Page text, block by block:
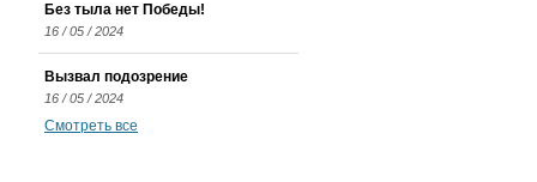
Без тыла нет Победы!
16 / 05 / 2024
Вызвал подозрение
16 / 05 / 2024
Смотреть все